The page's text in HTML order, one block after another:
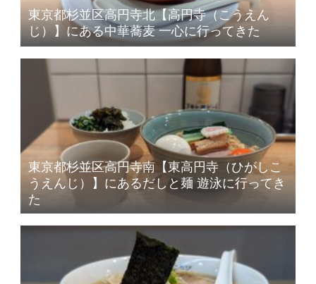
東京都杉並区高円寺北【高円寺（こうえん
じ）】にある中華蕎麦 一心に行ってきた
東京都杉並区高円寺南【東高円寺（ひがしこ
うえんじ）】にあるだしと麺 遊泳に行ってき
た